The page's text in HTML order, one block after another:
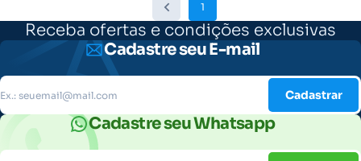
1
Receba ofertas e condições exclusivas
Cadastre seu E-mail
Cadastrar
Cadastre seu Whatsapp